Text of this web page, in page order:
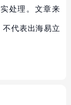
处理。文章来
代表出海易立